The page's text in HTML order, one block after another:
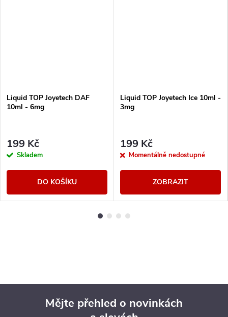
Liquid TOP Joyetech DAF
10ml - 6mg
199 Kč
Skladem
DO KOŠÍKU
Liquid TOP Joyetech Ice 10ml -
3mg
199 Kč
Momentálně nedostupné
ZOBRAZIT
Mějte přehled o novinkách